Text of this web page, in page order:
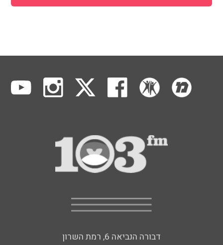
דבורה הנביאה 6, רמת השרון